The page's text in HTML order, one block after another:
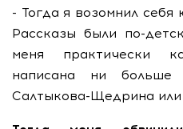
- Тогда я возомнил
Рассказы были по-
меня практически
написана ни
Салтыкова-Щедрина